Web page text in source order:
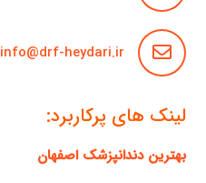
info@drf-heydari.ir
لینک های پرکاربرد:
بهترین دندانپزشک اصفهان